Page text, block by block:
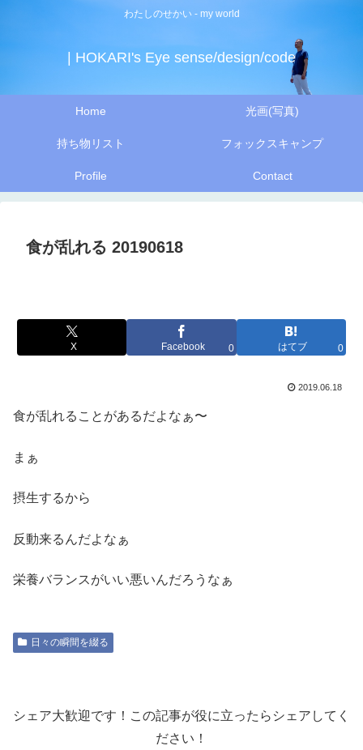
わたしのせかい - my world
| HOKARI's Eye sense/design/code
Home 光画(写真)
持ち物リスト フォックスキャンプ
Profile Contact
食が乱れる 20190618
X Facebook 0 はてブ 0
2019.06.18
食が乱れることがあるだよなぁ〜
まぁ
摂生するから
反動来るんだよなぁ
栄養バランスがいい悪いんだろうなぁ
日々の瞬間を綴る
シェア大歓迎です！この記事が役に立ったらシェアしてく
ださい！